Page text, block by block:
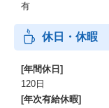
有
休日・休暇
[年間休日]
120日
[年次有給休暇]